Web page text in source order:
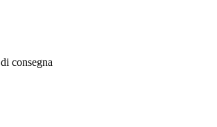
consegna